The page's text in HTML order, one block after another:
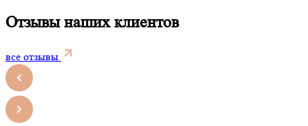
Отзывы наших клиентов
все отзывы